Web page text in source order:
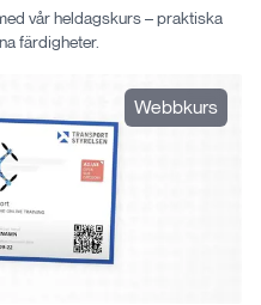
vår heldagskurs – praktiska
färdigheter.
Webbkurs